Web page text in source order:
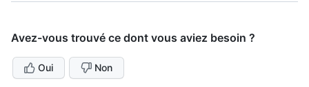
Avez-vous trouvé ce dont vous aviez besoin ?
Oui Non